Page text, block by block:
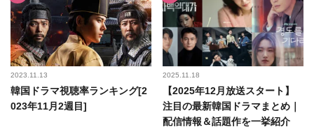
2023.11.13
韓国ドラマ視聴率ランキング[2
023年11月2週目]
2025.11.18
【2025年12月放送スタート】
注目の最新韓国ドラマまとめ｜
配信情報＆話題作を一挙紹介